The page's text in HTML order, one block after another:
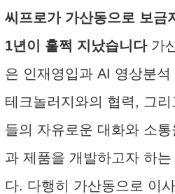
씨프로가 가산동으로 보금
1년이 훌쩍 지났습니다가
은 인재영입과 AI 영상분
테크놀러지와의 협력, 그
들의 자유로운 대화와 소
과 제품을 개발하고자 하는
다. 다행히 가산동으로 이